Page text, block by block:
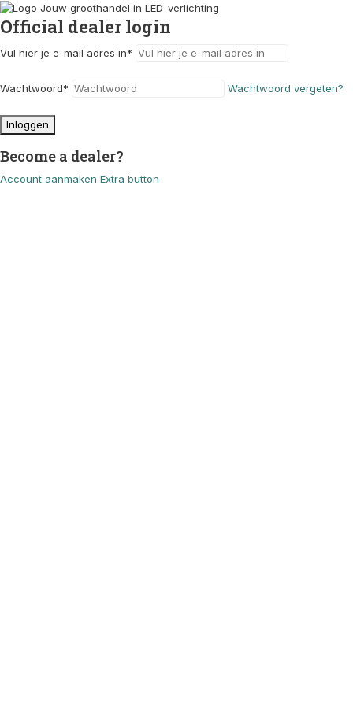
Official dealer login
Vul hier je e-mail adres in*
Wachtwoord* Wachtwoord vergeten?
Inloggen
Become a dealer?
Account aanmaken Extra button